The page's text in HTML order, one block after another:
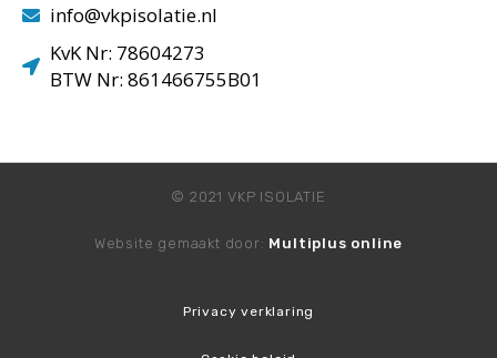
info@vkpisolatie.nl
KvK Nr: 78604273
BTW Nr: 861466755B01
© 2021 VKP ISOLATIE
Website gemaakt door: Multiplus online
Privacy verklaring